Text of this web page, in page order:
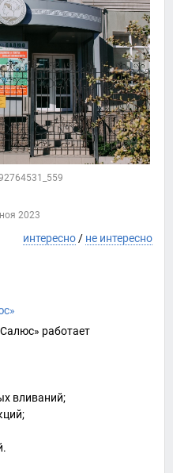
2023
интересно / не интересно
работает
вливаний;